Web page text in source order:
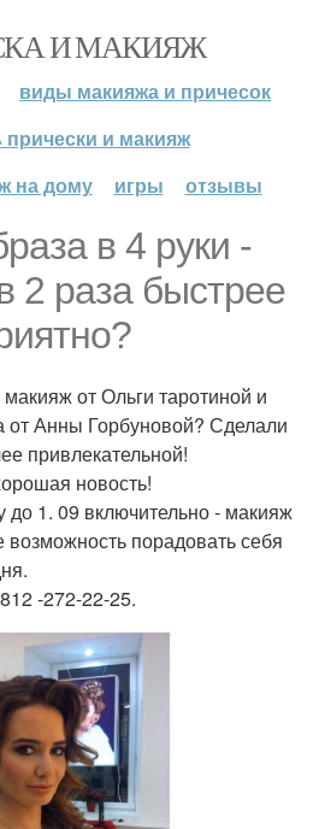
И МАКИЯЖ
виды макияжа и причесок
прически и макияж
на дому
игры отзывы
в 4 руки -
2 раза быстрее
от Ольги таротиной и
от Анны Горбуновой? Сделали
привлекательной!
новость!
до 1. 09 включительно - макияж
возможность порадовать себя
-272-22-25.